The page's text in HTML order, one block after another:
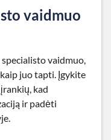
vaidmuo
vaidmuo,
juo tapti. Įgykite
kad
ir padėti